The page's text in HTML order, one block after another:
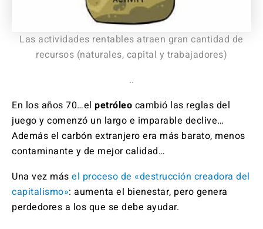
Las actividades rentables atraen gran cantidad de
recursos (naturales, capital y trabajadores)
..
En los años 70…el petróleo cambió las reglas del
juego y comenzó un largo e imparable declive…
Además el carbón extranjero era más barato, menos
contaminante y de mejor calidad…
Una vez más el proceso de «destrucción creadora del
capitalismo»: aumenta el bienestar, pero genera
perdedores a los que se debe ayudar.